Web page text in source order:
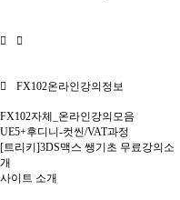
FX102온라인강의정보
FX102자체_온라인강의모음
UE5+후디니-컷씬/VAT과정
[트리키]3DS맥스 쌩기초 무료강의소
개
사이트 소개